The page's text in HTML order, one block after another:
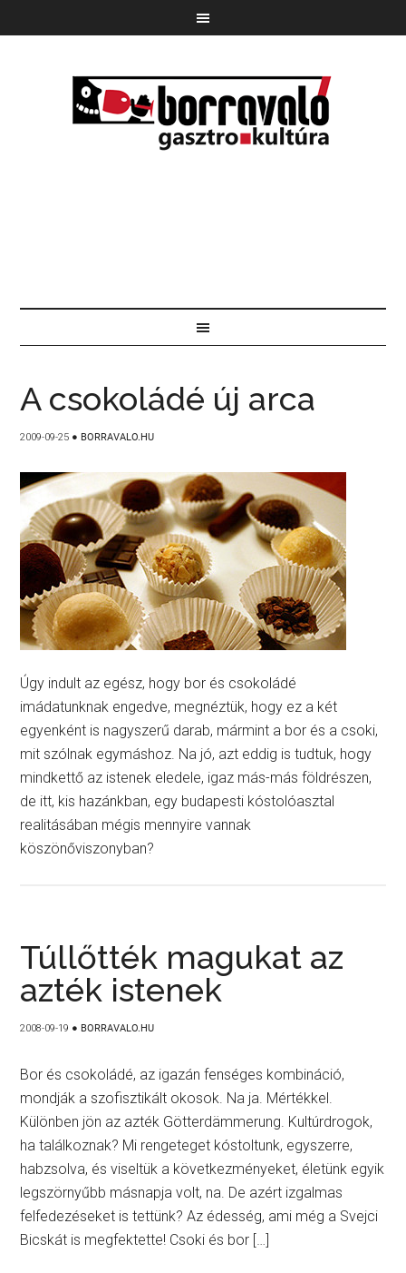
A csokoládé új arca
2009-09-25 ● BORRAVALO.HU
Úgy indult az egész, hogy bor és csokoládé
imádatunknak engedve, megnéztük, hogy ez a két
egyenként is nagyszerű darab, mármint a bor és a csoki,
mit szólnak egymáshoz. Na jó, azt eddig is tudtuk, hogy
mindkettő az istenek eledele, igaz más-más földrészen,
de itt, kis hazánkban, egy budapesti kóstolóasztal
realitásában mégis mennyire vannak
köszönőviszonyban?
Túllőtték magukat az
azték istenek
2008-09-19 ● BORRAVALO.HU
Bor és csokoládé, az igazán fenséges kombináció,
mondják a szofisztikált okosok. Na ja. Mértékkel.
Különben jön az azték Götterdämmerung. Kultúrdrogok,
ha találkoznak? Mi rengeteget kóstoltunk, egyszerre,
habzsolva, és viseltük a következményeket, életünk egyik
legszörnyűbb másnapja volt, na. De azért izgalmas
felfedezéseket is tettünk? Az édesség, ami még a Svejci
Bicskát is megfektette! Csoki és bor […]